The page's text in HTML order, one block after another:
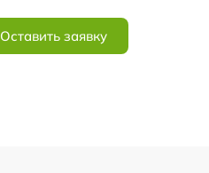
Оставить заявку